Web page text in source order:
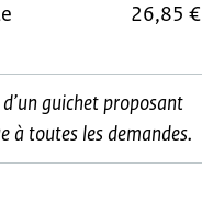
26,85 €
guichet proposant
à toutes les demandes.